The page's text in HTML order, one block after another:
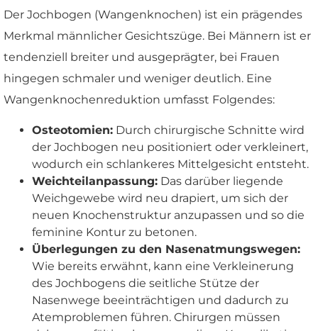
Der Jochbogen (Wangenknochen) ist ein prägendes
Merkmal männlicher Gesichtszüge. Bei Männern ist er
tendenziell breiter und ausgeprägter, bei Frauen
hingegen schmaler und weniger deutlich. Eine
Wangenknochenreduktion umfasst Folgendes:
Osteotomien: Durch chirurgische Schnitte wird
der Jochbogen neu positioniert oder verkleinert,
wodurch ein schlankeres Mittelgesicht entsteht.
Weichteilanpassung: Das darüber liegende
Weichgewebe wird neu drapiert, um sich der
neuen Knochenstruktur anzupassen und so die
feminine Kontur zu betonen.
Überlegungen zu den Nasenatmungswegen:
Wie bereits erwähnt, kann eine Verkleinerung
des Jochbogens die seitliche Stütze der
Nasenwege beeinträchtigen und dadurch zu
Atemproblemen führen. Chirurgen müssen